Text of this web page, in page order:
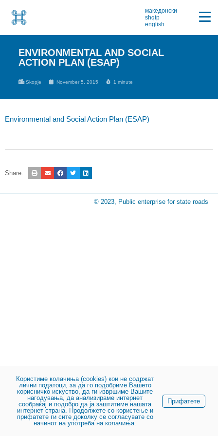
македонски
shqip
english
ENVIRONMENTAL AND SOCIAL
ACTION PLAN (ESAP)
Skopje November 5, 2015 1 minute
Environmental and Social Action Plan (ESAP)
Share:
© 2023, Public enterprise for state roads
Користиме колачиња (cookies) кои не содржат
лични податоци, за да го подобриме Вашето
корисничко искуство, да ги извршиме Вашите
нагодувања, да анализираме интернет
сообраќај и подобро да ја заштитиме нашата
интернет страна. Продолжете со користење и
прифатете ги сите доколку се согласувате со
начинот на употреба на колачиња.
Прифатете